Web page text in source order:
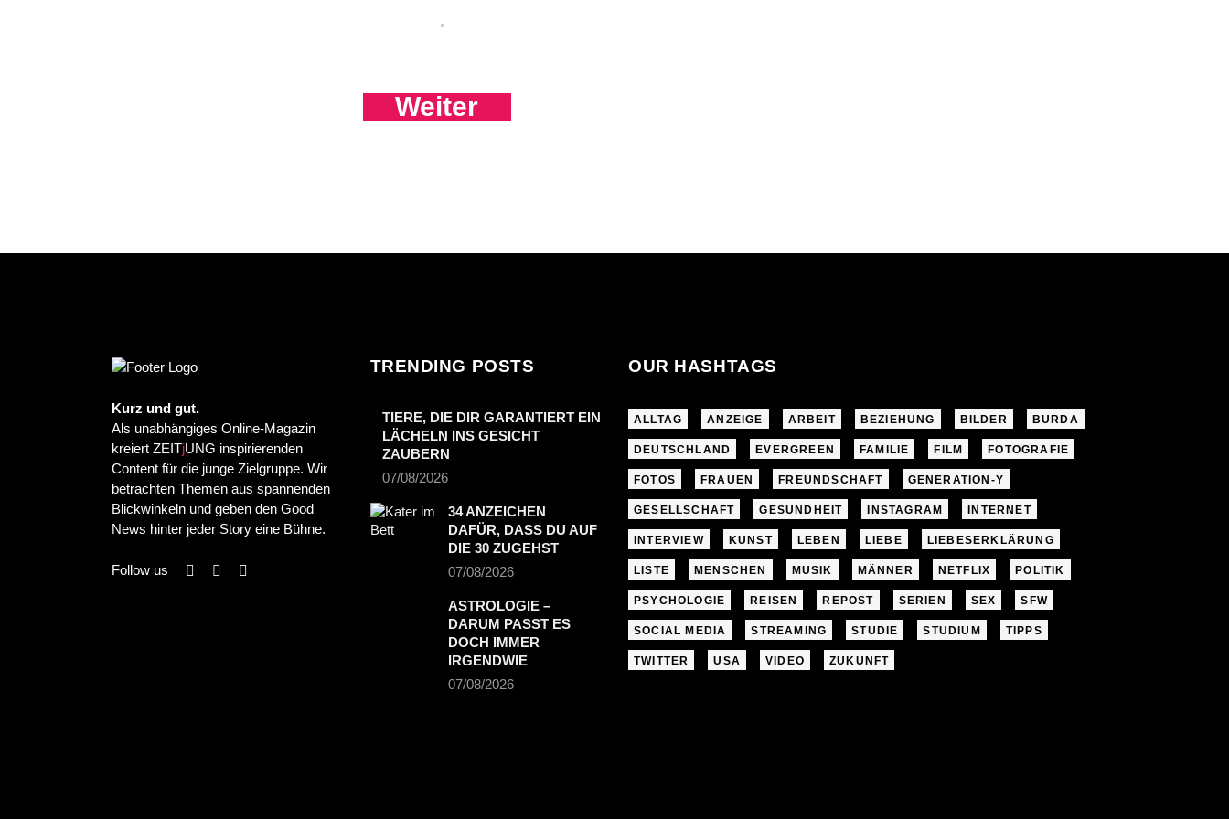
Weiter
Kurz und gut.
Als unabhängiges Online-Magazin
kreiert ZEITjUNG inspirierenden
Content für die junge Zielgruppe. Wir
betrachten Themen aus spannenden
Blickwinkeln und geben den Good
News hinter jeder Story eine Bühne.
Follow us
TRENDING POSTS
TIERE, DIE DIR GARANTIERT EIN
LÄCHELN INS GESICHT
ZAUBERN
07/08/2026
34 ANZEICHEN
DAFÜR, DASS DU AUF
DIE 30 ZUGEHST
07/08/2026
ASTROLOGIE –
DARUM PASST ES
DOCH IMMER
IRGENDWIE
07/08/2026
OUR HASHTAGS
ALLTAG ANZEIGE ARBEIT BEZIEHUNG BILDER BURDA
DEUTSCHLAND EVERGREEN FAMILIE FILM FOTOGRAFIE
FOTOS FRAUEN FREUNDSCHAFT GENERATION-Y
GESELLSCHAFT GESUNDHEIT INSTAGRAM INTERNET
INTERVIEW KUNST LEBEN LIEBE LIEBESERKLÄRUNG
LISTE MENSCHEN MUSIK MÄNNER NETFLIX POLITIK
PSYCHOLOGIE REISEN REPOST SERIEN SEX SFW
SOCIAL MEDIA STREAMING STUDIE STUDIUM TIPPS
TWITTER USA VIDEO ZUKUNFT